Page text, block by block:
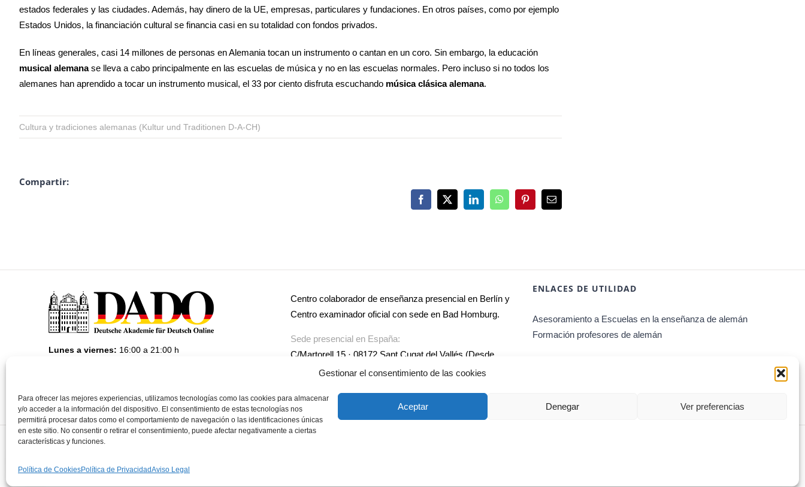
Gestionar el consentimiento de las cookies
Para ofrecer las mejores experiencias, utilizamos tecnologías como las cookies para almacenar
y/o acceder a la información del dispositivo. El consentimiento de estas tecnologías nos
permitirá procesar datos como el comportamiento de navegación o las identificaciones únicas
en este sitio. No consentir o retirar el consentimiento, puede afectar negativamente a ciertas
características y funciones.
Aceptar Denegar Ver preferencias
Política de CookiesPolítica de PrivacidadAviso Legal
estados federales y las ciudades. Además, hay dinero de la UE, empresas, particulares y fundaciones. En otros países, como por ejemplo
Estados Unidos, la financiación cultural se financia casi en su totalidad con fondos privados.
En líneas generales, casi 14 millones de personas en Alemania tocan un instrumento o cantan en un coro. Sin embargo, la educación
musical alemanase lleva a cabo principalmente en las escuelas de música y no en las escuelas normales. Pero incluso si no todos los
alemanes han aprendido a tocar un instrumento musical, el 33 por ciento disfruta escuchando música clásica alemana.
Cultura y tradiciones alemanas (Kultur und Traditionen D-A-CH)
Compartir:
Facebook
X LinkedInWhatsAppPinterestCorreo
Lunes a viernes: 16:00 a 21:00 h
Email: info@deutsche-akademie-online.com
Centro colaborador de enseñanza presencial en Berlín y
Centro examinador oficial con sede en Bad Homburg.
Sede presencial en España:
C/Martorell 15 · 08172 Sant Cugat del Vallés (Desde
Más información:info@deutsche-akademie-online.com
ENLACES DE UTILIDAD
Asesoramiento a Escuelas en la enseñanza de alemán
Formación profesores de alemán
de contratación